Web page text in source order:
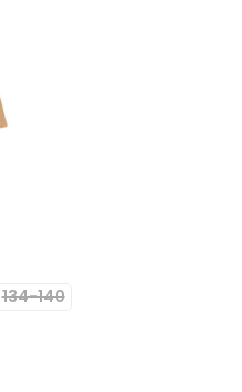
134-140